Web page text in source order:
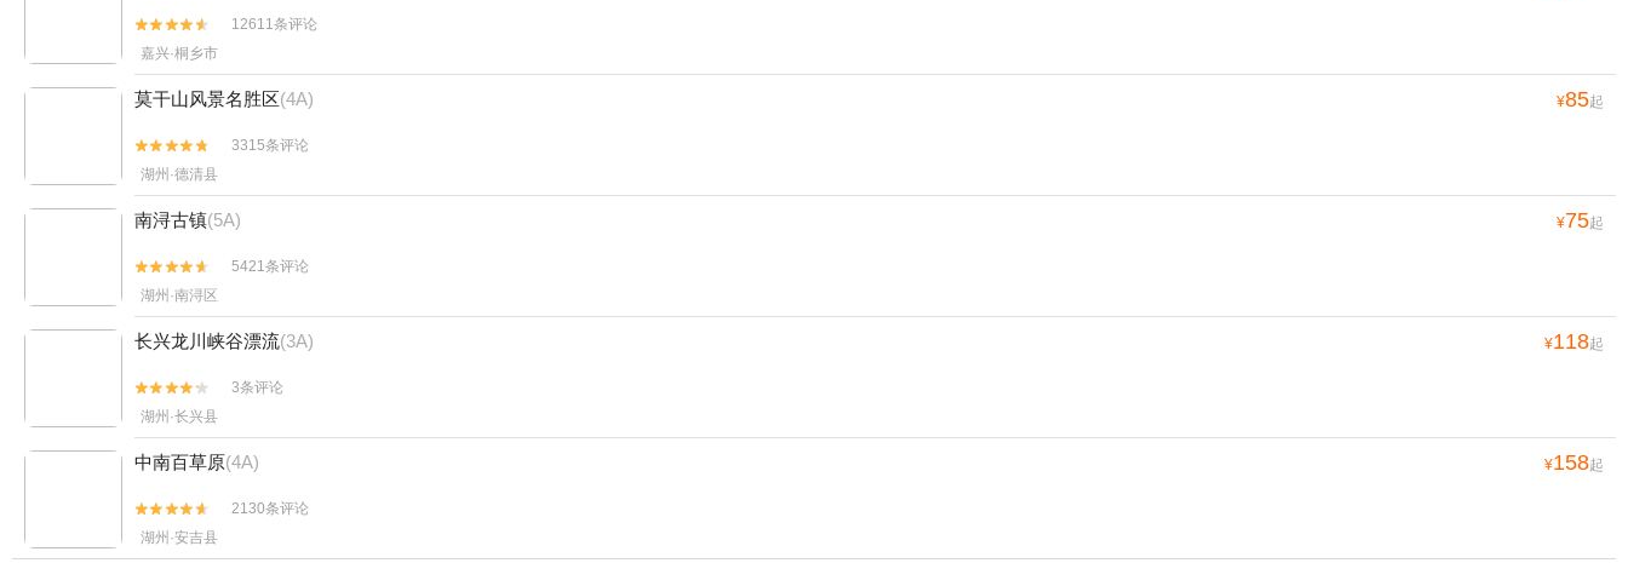


12611条评论
嘉兴·桐乡市
莫干山风景名胜区(4A) ¥85起


3315条评论
湖州·德清县
南浔古镇(5A) ¥75起


5421条评论
湖州·南浔区
长兴龙川峡谷漂流(3A) ¥118起


3条评论
湖州·长兴县
中南百草原(4A) ¥158起


2130条评论
湖州·安吉县